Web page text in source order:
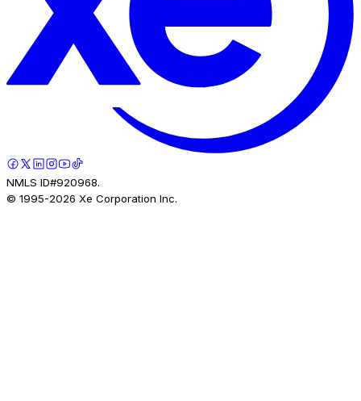
NMLS ID#920968.
© 1995-2026 Xe Corporation Inc.